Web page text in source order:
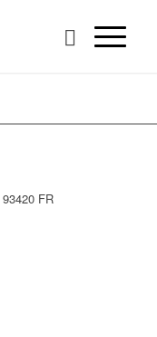
93420 FR